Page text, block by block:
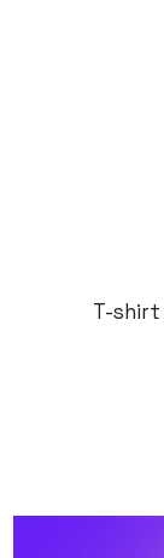
T-shirt